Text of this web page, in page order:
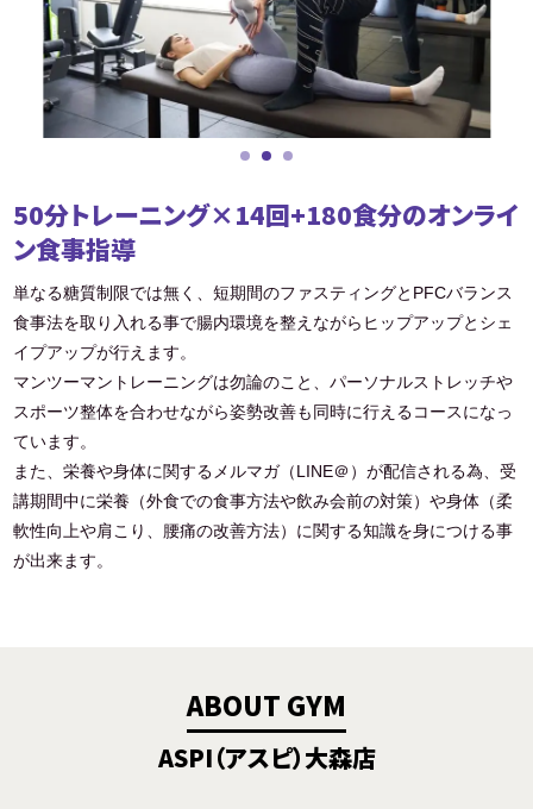
50分トレーニング×14回+180食分のオンライ
ン食事指導
単なる糖質制限では無く、短期間のファスティングとPFCバランス
食事法を取り入れる事で腸内環境を整えながらヒップアップとシェ
イプアップが行えます。
マンツーマントレーニングは勿論のこと、パーソナルストレッチや
スポーツ整体を合わせながら姿勢改善も同時に行えるコースになっ
ています。
また、栄養や身体に関するメルマガ（LINE＠）が配信される為、受
講期間中に栄養（外食での食事方法や飲み会前の対策）や身体（柔
軟性向上や肩こり、腰痛の改善方法）に関する知識を身につける事
が出来ます。
ABOUT GYM
ASPI（アスピ）大森店